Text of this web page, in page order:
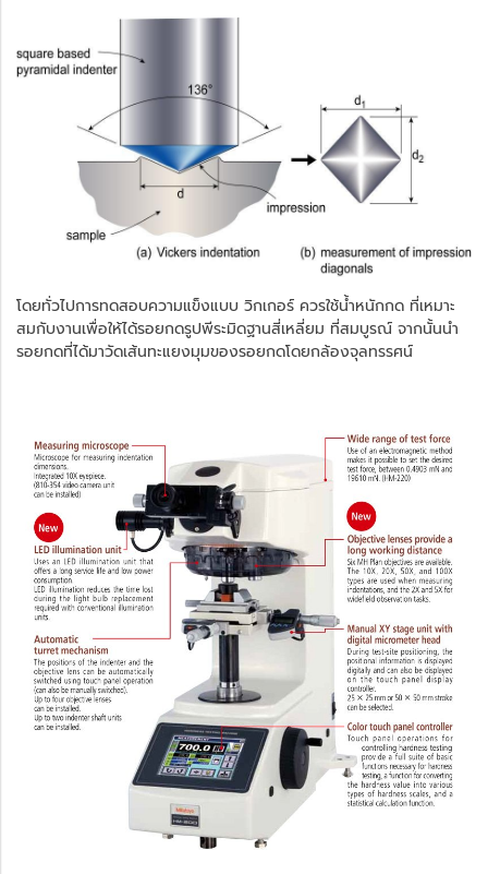
โดยทั่วไปการทดสอบความแข็งแบบ วิกเกอร์ ควรใช้น้ำหนักกด ที่เหมาะ
สมกับงานเพื่อให้ได้รอยกดรูปพีระมิดฐานสี่เหลี่ยม ที่สมบูรณ์ จากนั้นนำ
รอยกดที่ได้มาวัดเส้นทะแยงมุมของรอยกดโดยกล้องจุลทรรศน์